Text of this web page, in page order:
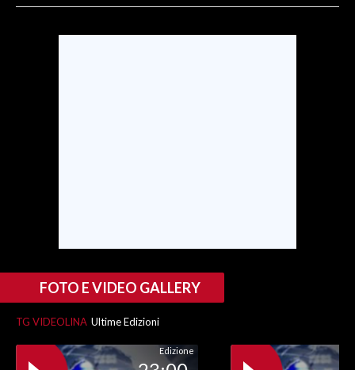
#CARAUNIONE
FOTO E VIDEO GALLERY
TG VIDEOLINA Ultime Edizioni
Edizione